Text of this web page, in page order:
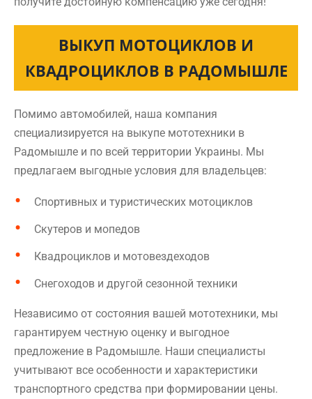
ВЫКУП МОТОЦИКЛОВ И
КВАДРОЦИКЛОВ В РАДОМЫШЛЕ
Помимо автомобилей, наша компания
специализируется на выкупе мототехники в
Радомышле и по всей территории Украины. Мы
предлагаем выгодные условия для владельцев:
Спортивных и туристических мотоциклов
Скутеров и мопедов
Квадроциклов и мотовездеходов
Снегоходов и другой сезонной техники
Независимо от состояния вашей мототехники, мы
гарантируем честную оценку и выгодное
предложение в Радомышле. Наши специалисты
учитывают все особенности и характеристики
транспортного средства при формировании цены.